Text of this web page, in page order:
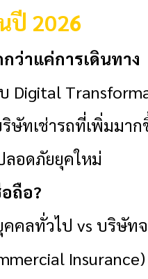
ปี 2026
ว่าแค่การเดินทาง
Digital
ษัทเช่ารถที่เพิ่มมา
อดภัยยุคใหม่
ถือ?
คคลทั่วไป vs บริษัท
Insurance)